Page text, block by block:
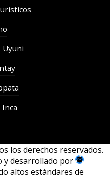
Uyuni
los derechos reservados.
y desarrollado por
altos estándares de